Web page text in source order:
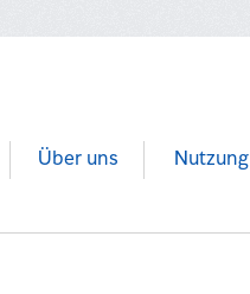
Über uns Nutzung